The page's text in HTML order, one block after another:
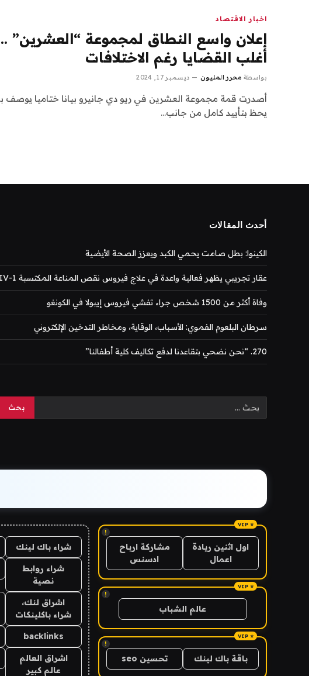
اخبار الاقتصاد
إعلان واسع النطاق لمجموعة “العشرين”
أغلب القضايا رغم الاختلافات
بواسطة محرر المليون ديسمبر 17, 2024
أصدرت قمة مجموعة العشرين في ريو دي جانيرو بيانا ختاميا يوصف
يحظ بتأييد كامل من جانب…
أحدث المقالات
الكينوا: بطل صامت يحمي الكبد ويعزز الصحة الأيضية
عقار تجريبي يظهر فعالية واعدة في علاج فيروس نقص المناعة المكتسبة HIV-1
وفاة أكثر من 1500 شخص جراء تفشي فيروس إيبولا في الكونغو
سرطان البلعوم الفموي: الأسباب، الوقاية، ومخاطر التدخين الإلكتروني
270. “نحن نضحي بتقاعدنا لدفع تكاليف كلية أطفالنا”
!
اول اثنين ريادة
اعمال
مشاركة ارباح
ادسنس
!
عالم الشباب
!
باقة باك لينك تحسين seo
شراء باك لينك
شراء روابط
نصية
اشراق لنك،
شراء باكلينكات
backlinks
اشراق العالم
عالم كبير